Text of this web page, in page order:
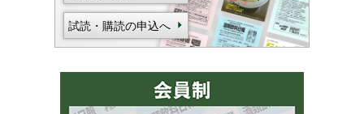
試読・購読の申込へ